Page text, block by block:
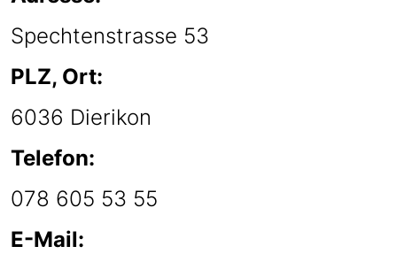
Spechtenstrasse 53
PLZ, Ort:
6036 Dierikon
Telefon:
078 605 53 55
E-Mail: